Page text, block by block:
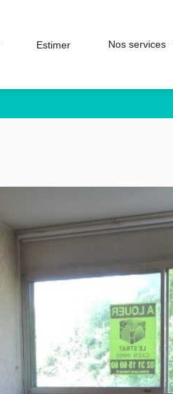
Estimer Nos services